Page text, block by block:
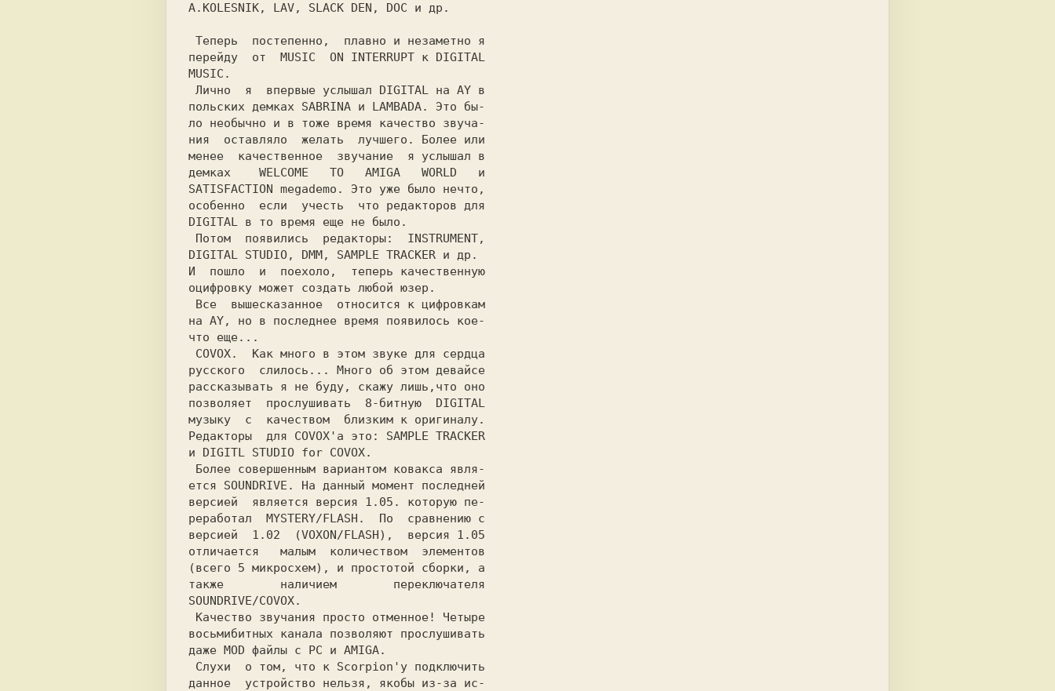
A.KOLESNIK, LAV, SLACK DEN, DOC и др.
перейду  от
MUSIC  ON INTERRUPT к DIGITAL
Лично  я  впервые услышал DIGITAL на AY в
польских демках SABRINA и LAMBADA.
Это бы-
ло необычно и в тоже время качество звуча-
ния  оставляло  желать  лучшего. Более или
менее  качественное  звучание  я услышал в
демках
  WELCOME   TO   AMIGA   WORLD
SATISFACTION megademo. Это уже было нечто,
особенно  если  учесть  что редакторов для
DIGITAL в то время еще не было.
Потом  появились  редакторы:
INSTRUMENT,
DIGITAL STUDIO, DMM, SAMPLE TRACKER и др.
И  пошло  и  поехоло,  теперь качественную
оцифровку может создать любой юзер.
на AY, но в последнее время появилось кое-
COVOX.
Как много в этом звуке для сердца
русского  слилось... Много об этом девайсе
рассказывать я не буду, скажу лишь,что оно
позволяет  прослушивать  8-битную  DIGITAL
музыку  с  качеством  близким к оригиналу.
Редакторы  для COVOX'а это:
и
ется SOUNDRIVE.
На данный момент последней
версией  является версия 1.05. которую пе-
реработал
MYSTERY/FLASH.
По  сравнению с
версией  1.02  (VOXON/FLASH),  версия 1.05
отличается   малым  количеством  элементов
(всего 5 микросхем), и простотой сборки, а
также        наличием        переключателя
SOUNDRIVE/COVOX.
восьмибитных канала позволяют прослушивать
данное  устройство нельзя, якобы из-за ис-